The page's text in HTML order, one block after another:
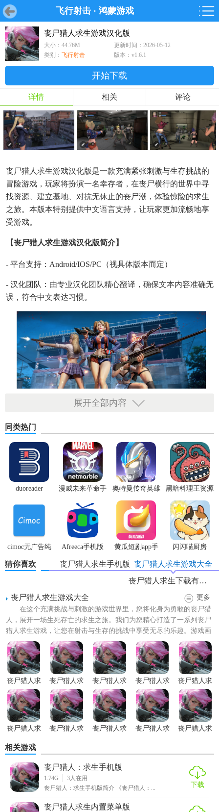
飞行射击 · 鸿蒙游戏
首页 游戏 软件 鸿蒙游戏
首页 游戏 软件 鸿蒙
游戏
鸿蒙
软件
专题
丧尸猎人求生游戏汉化版
大小：44.76M
更新时间：2026-05-12
类别： 飞行射击 版本：v1.6.1
开始下载
详情 相关 评论
丧尸猎人求生游戏汉化版是一款充满紧张刺激与生存挑战的
冒险游戏，玩家将扮演一名幸存者，在丧尸横行的世界中寻
找资源、建立基地、对抗无休止的丧尸潮，体验惊险的求生
之旅。本版本特别提供中文语言支持，让玩家更加流畅地享
受游戏。
【丧尸猎人求生游戏汉化版简介】
- 平台支持：Android/iOS/PC（视具体版本而定）
- 汉化团队：由专业汉化团队精心翻译，确保文本内容准确无
误，符合中文表达习惯。
【丧尸猎人求生游戏汉化版功能】
1. 探索与资源收集：玩家可以自由探索废弃的城市、荒野等
场景，寻找食物、武器、建材等生存必需品。
2. 基地建设：利用收集到的资源，玩家可以建造或升级安全
基地，以抵御丧尸侵袭和作为休息补给站。
3. 任务系统：完成各种主线和支线任务，解锁新区域，获取
4. 角色成长：通过战斗、探索提升角色等级，学习新技能，
增强生存能力。
5. 多人合作：支持多人在线合作模式，与好友共同抵御丧尸
潮，协同建造基地。
【丧尸猎人求生游戏汉化版内容】
1. 丰富的游戏场景：包括城市废墟、森林、海滩等多种环
境。
2. 多样化的丧尸种类：普通丧尸、快速丧尸、爆炸丧尸等，
每种都有其特殊攻击方式。
3. 自定义角色：玩家可以创建或选择预设角色，调整外观、
性别、初始技能等。
更多可能性。
【丧尸猎人求生游戏汉化版用法】
1. 下载安装：从官方渠道下载游戏安装包，根据提示完成安
装。
展开全部内容
同类热门
duoreader
漫威未来革命手
奥特曼传奇英雄
体验服
黑暗料理王资源
无限
cimoc无广告纯
净版
Afreeca手机版
黄瓜短剧app手
机版
闪闪喵厨房
猜你喜欢 丧尸猎人求生游戏大全
丧尸猎人求生手机版
丧尸猎人求生下载有哪些
丧尸猎人求生游戏大全
更多
在这个充满挑战与刺激的游戏世界里，您将化身为勇敢的丧尸猎
人，展开一场生死存亡的求生之旅。我们为您精心打造了一系列丧尸
猎人求生游戏，让您在射击与生存的挑战中享受无尽的乐趣。游戏画
面逼真，操作流畅，更有丰...
丧尸猎人求
生国际服
丧尸猎人求
生游戏汉化
版
丧尸猎人求
生游戏免费
版
丧尸猎人求
生游戏正版
丧尸猎人求
生内置菜单
版
丧尸猎人求
版
丧尸猎人求
丧尸猎人求
丧尸猎人求
丧尸猎人求
相关游戏
丧尸猎人：求生手机版
1.74G 3人在用
丧尸猎人：求生手机版简介 《丧尸猎人：...
下载
丧尸猎人求生内置菜单版